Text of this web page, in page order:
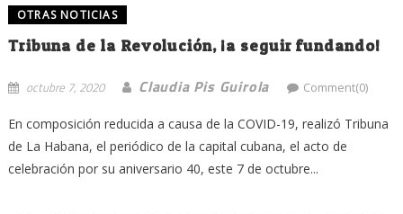
OTRAS NOTICIAS
Tribuna de la Revolución, ¡a seguir fundando!
octubre 7, 2020 Claudia Pis Guirola Comment(0)
En composición reducida a causa de la COVID-19, realizó Tribuna
de La Habana, el periódico de la capital cubana, el acto de
celebración por su aniversario 40, este 7 de octubre...